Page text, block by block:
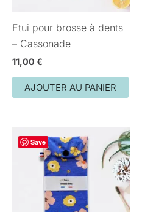
Etui pour brosse à dents
– Cassonade
11,00 €
AJOUTER AU PANIER
Save